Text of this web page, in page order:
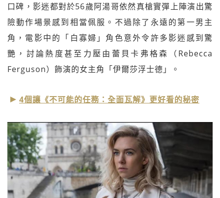
口碑，影迷都對於56歲阿湯哥依然真槍實彈上陣演出驚
險動作場景感到相當佩服。不過除了永遠的第一男主
角，電影中的「白寡婦」角色意外令許多影迷感到驚
艷，討論熱度甚至力壓由蕾貝卡弗格森（Rebecca
Ferguson）飾演的女主角「伊爾莎浮士德」。
4個讓《不可能的任務：全面瓦解》更好看的秘密